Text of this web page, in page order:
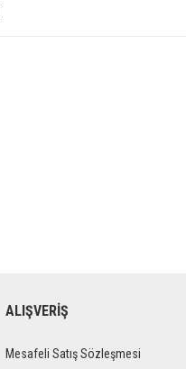
ALIŞVERİŞ
Mesafeli Satış Sözleşmesi